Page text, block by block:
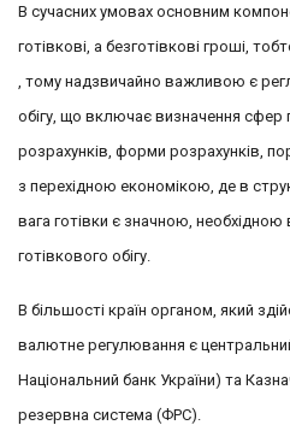
В сучасних умовах основним
готівкові, а безготівкові гроші,
, тому надзвичайно важливою є
обігу, що включає визначення сфер
розрахунків, форми розрахунків,
з перехідною економікою, де в
вага готівки є значною,
готівкового обігу.
В більшості країн органом, який
валютне регулювання є центральний
Національний банк України) та
резервна система (ФРС).